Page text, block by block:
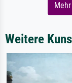
Weitere